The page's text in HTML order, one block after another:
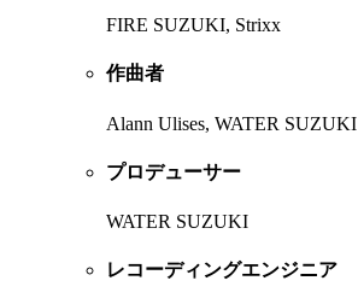
FIRE SUZUKI, Strixx
作曲者
Alann Ulises, WATER SUZUKI
プロデューサー
WATER SUZUKI
レコーディングエンジニア